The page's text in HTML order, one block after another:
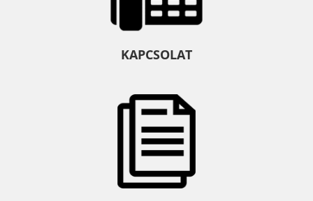
KAPCSOLAT